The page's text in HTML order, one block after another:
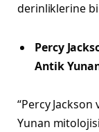
derinliklerine
Percy
Antik
“Percy Jackson
Yunan